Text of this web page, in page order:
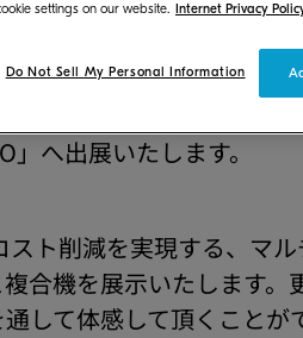
ャパン株式会社は、5
へ出展いたします。
ト削減を実現する、マ
合機を展示いたします
して体感して頂くことが
settings on our website.
Internet Privacy
Do Not Sell My Personal Information